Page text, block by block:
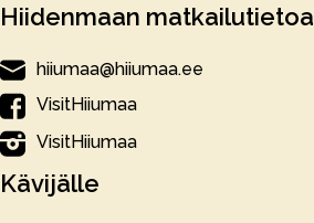
Hiidenmaan matkailutietoa
hiiumaa@hiiumaa.ee
VisitHiiumaa
VisitHiiumaa
Kävijälle